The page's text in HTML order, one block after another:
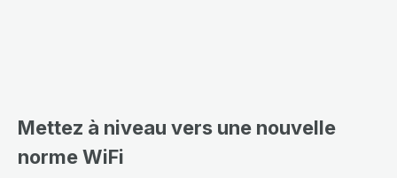
Mettez à niveau vers une nouvelle
norme WiFi